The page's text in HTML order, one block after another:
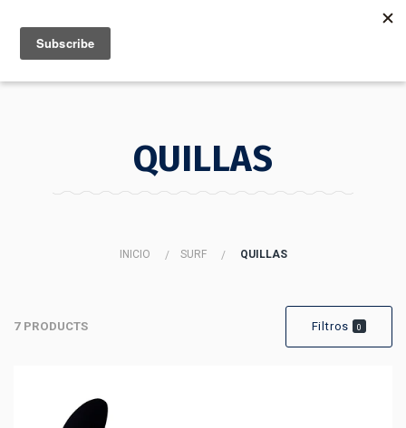
MENU
QUILLAS
INICIO SURF QUILLAS
7 PRODUCTS Filtros 0